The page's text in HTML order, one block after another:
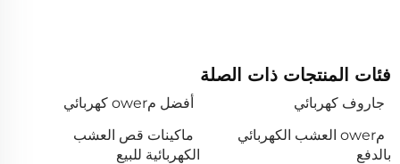
فئات المنتجات ذات الصلة
جاروف كهربائي
أفضل مower كهربائي
مower العشب الكهربائي
بالدفع
ماكينات قص العشب
الكهربائية للبيع